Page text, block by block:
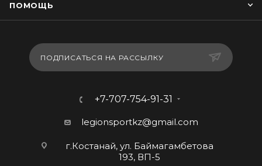
ПОМОЩЬ
ПОДПИСАТЬСЯ НА РАССЫЛКУ
+7-707-754-91-31
legionsportkz@gmail.com
г.Костанай, ул. Баймагамбетова
193, ВП-5